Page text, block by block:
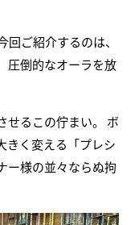
ご紹介するのは、
圧倒的なオーラを放
せるこの佇まい。 ボ
きく変える「プレシ
ー様の並々ならぬ拘